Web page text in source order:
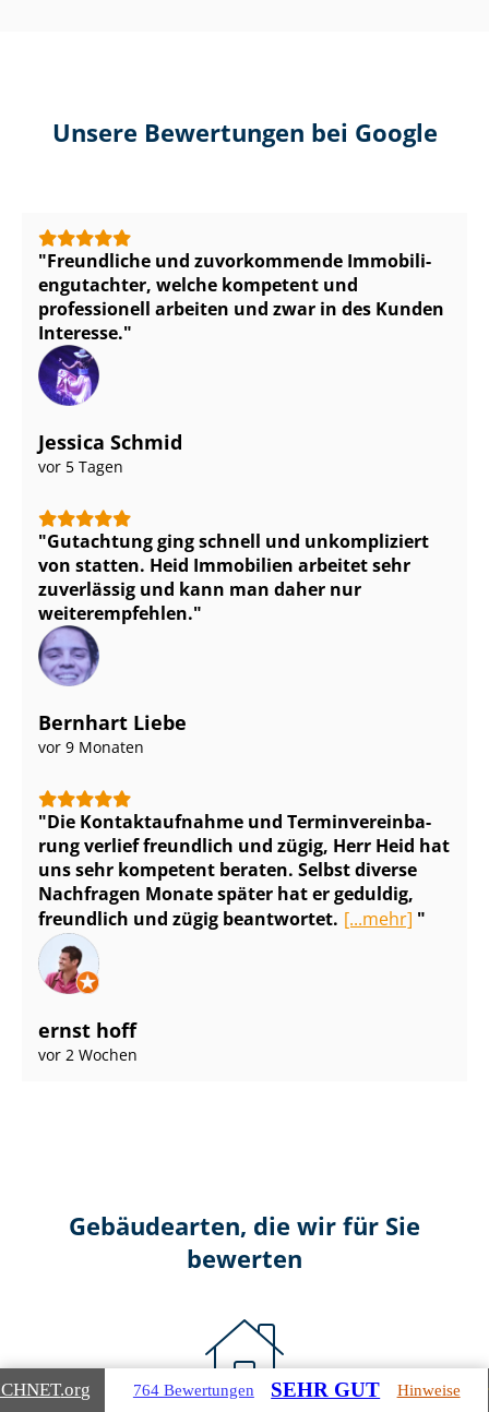
Unsere Bewertungen bei Google
Freundliche und zuvorkommende Im­mo­bi­li­
en­gut­ach­ter, welche kompetent und
professionell arbeiten und zwar in des Kunden
Interesse.
Jessica Schmid
vor 5 Tagen
Gutachtung ging schnell und unkompliziert
von statten. Heid Immobilien arbeitet sehr
zuverlässig und kann man daher nur
weiterempfehlen.
Bernhart Liebe
vor 9 Monaten
Die Kontaktaufnahme und Ter­min­ver­ein­ba­
rung verlief freundlich und zügig, Herr Heid hat
uns sehr kompetent beraten. Selbst diverse
Nachfragen Monate später hat er geduldig,
freundlich und zügig beantwortet. [...mehr]
ernst hoff
vor 2 Wochen
Gebäudearten, die wir für Sie
bewerten
.org 764 Bewertungen SEHR GUT Hinweise